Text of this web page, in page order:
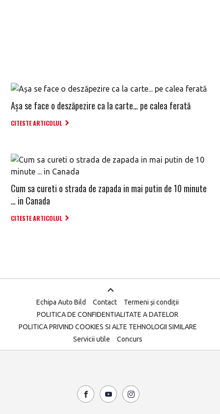
Așa se face o deszăpezire ca la carte… pe calea ferată
CITESTE ARTICOLUL
Cum sa cureti o strada de zapada in mai putin de 10 minute
… in Canada
CITESTE ARTICOLUL
Echipa Auto Bild Contact
Termeni și condiții
POLITICA DE CONFIDENTIALITATE A DATELOR
POLITICA PRIVIND COOKIES SI ALTE TEHNOLOGII SIMILARE
Servicii utile
Concurs